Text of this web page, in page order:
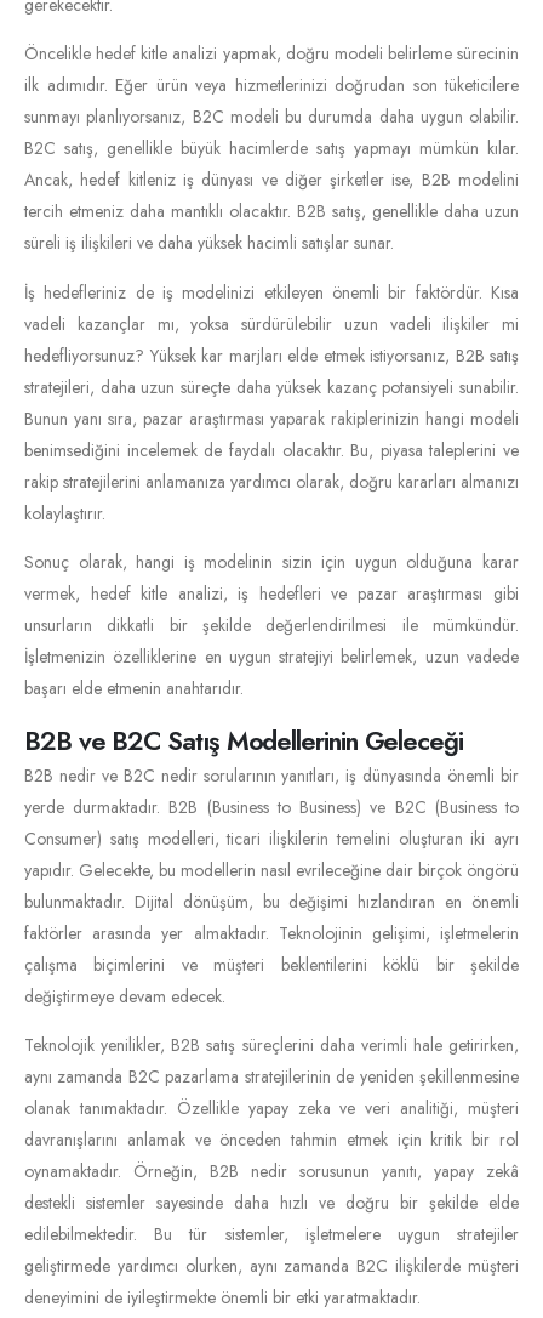
Öncelikle hedef kitle analizi yapmak, doğru modeli belirleme sürecinin
ilk adımıdır. Eğer ürün veya hizmetlerinizi doğrudan son tüketicilere
sunmayı planlıyorsanız, B2C modeli bu durumda daha uygun olabilir.
B2C satış, genellikle büyük hacimlerde satış yapmayı mümkün kılar.
Ancak, hedef kitleniz iş dünyası ve diğer şirketler ise, B2B modelini
tercih etmeniz daha mantıklı olacaktır. B2B satış, genellikle daha uzun
süreli iş ilişkileri ve daha yüksek hacimli satışlar sunar.
İş hedefleriniz de iş modelinizi etkileyen önemli bir faktördür. Kısa
vadeli kazançlar mı, yoksa sürdürülebilir uzun vadeli ilişkiler mi
hedefliyorsunuz? Yüksek kar marjları elde etmek istiyorsanız, B2B satış
stratejileri, daha uzun süreçte daha yüksek kazanç potansiyeli sunabilir.
Bunun yanı sıra, pazar araştırması yaparak rakiplerinizin hangi modeli
benimsediğini incelemek de faydalı olacaktır. Bu, piyasa taleplerini ve
rakip stratejilerini anlamanıza yardımcı olarak, doğru kararları almanızı
kolaylaştırır.
Sonuç olarak, hangi iş modelinin sizin için uygun olduğuna karar
vermek, hedef kitle analizi, iş hedefleri ve pazar araştırması gibi
unsurların dikkatli bir şekilde değerlendirilmesi ile mümkündür.
İşletmenizin özelliklerine en uygun stratejiyi belirlemek, uzun vadede
başarı elde etmenin anahtarıdır.
B2B ve B2C Satış Modellerinin Geleceği
B2B nedir ve B2C nedir sorularının yanıtları, iş dünyasında önemli bir
yerde durmaktadır. B2B (Business to Business) ve B2C (Business to
Consumer) satış modelleri, ticari ilişkilerin temelini oluşturan iki ayrı
yapıdır. Gelecekte, bu modellerin nasıl evrileceğine dair birçok öngörü
bulunmaktadır. Dijital dönüşüm, bu değişimi hızlandıran en önemli
faktörler arasında yer almaktadır. Teknolojinin gelişimi, işletmelerin
çalışma biçimlerini ve müşteri beklentilerini köklü bir şekilde
değiştirmeye devam edecek.
Teknolojik yenilikler, B2B satış süreçlerini daha verimli hale getirirken,
aynı zamanda B2C pazarlama stratejilerinin de yeniden şekillenmesine
olanak tanımaktadır. Özellikle yapay zeka ve veri analitiği, müşteri
davranışlarını anlamak ve önceden tahmin etmek için kritik bir rol
oynamaktadır. Örneğin, B2B nedir sorusunun yanıtı, yapay zekâ
destekli sistemler sayesinde daha hızlı ve doğru bir şekilde elde
edilebilmektedir. Bu tür sistemler, işletmelere uygun stratejiler
geliştirmede yardımcı olurken, aynı zamanda B2C ilişkilerde müşteri
deneyimini de iyileştirmekte önemli bir etki yaratmaktadır.